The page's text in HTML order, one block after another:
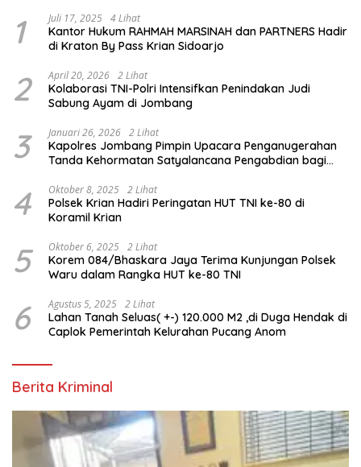
1 Juli 17, 2025 4 Lihat
Kantor Hukum RAHMAH MARSINAH dan PARTNERS Hadir
di Kraton By Pass Krian Sidoarjo
2 April 20, 2026 2 Lihat
Kolaborasi TNI-Polri Intensifkan Penindakan Judi
Sabung Ayam di Jombang
3 Januari 26, 2026 2 Lihat
Kapolres Jombang Pimpin Upacara Penganugerahan
Tanda Kehormatan Satyalancana Pengabdian bagi
4 Oktober 8, 2025 2 Lihat
Polsek Krian Hadiri Peringatan HUT TNI ke-80 di
Koramil Krian
5 Oktober 6, 2025 2 Lihat
Korem 084/Bhaskara Jaya Terima Kunjungan Polsek
6 Agustus 5, 2025 2 Lihat
Lahan Tanah Seluas( +-) 120.000 M2 ,di Duga Hendak di
Caplok Pemerintah Kelurahan Pucang Anom
Berita Kriminal